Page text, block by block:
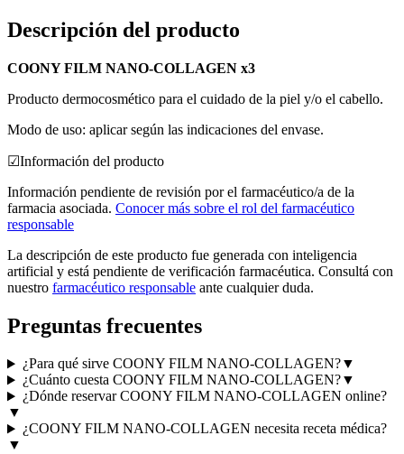
Descripción del producto
COONY FILM NANO-COLLAGEN x3
Producto dermocosmético para el cuidado de la piel y/o el cabello.
Modo de uso: aplicar según las indicaciones del envase.
☑Información del producto
Información pendiente de revisión por el farmacéutico/a de la
farmacia asociada. Conocer más sobre el rol del farmacéutico
responsable
La descripción de este producto fue generada con inteligencia
artificial y está pendiente de verificación farmacéutica. Consultá con
nuestro farmacéutico responsable ante cualquier duda.
Preguntas frecuentes
¿Para qué sirve COONY FILM NANO-COLLAGEN?▼
¿Cuánto cuesta COONY FILM NANO-COLLAGEN?▼
¿Dónde reservar COONY FILM NANO-COLLAGEN online?
▼
¿COONY FILM NANO-COLLAGEN necesita receta médica?
▼